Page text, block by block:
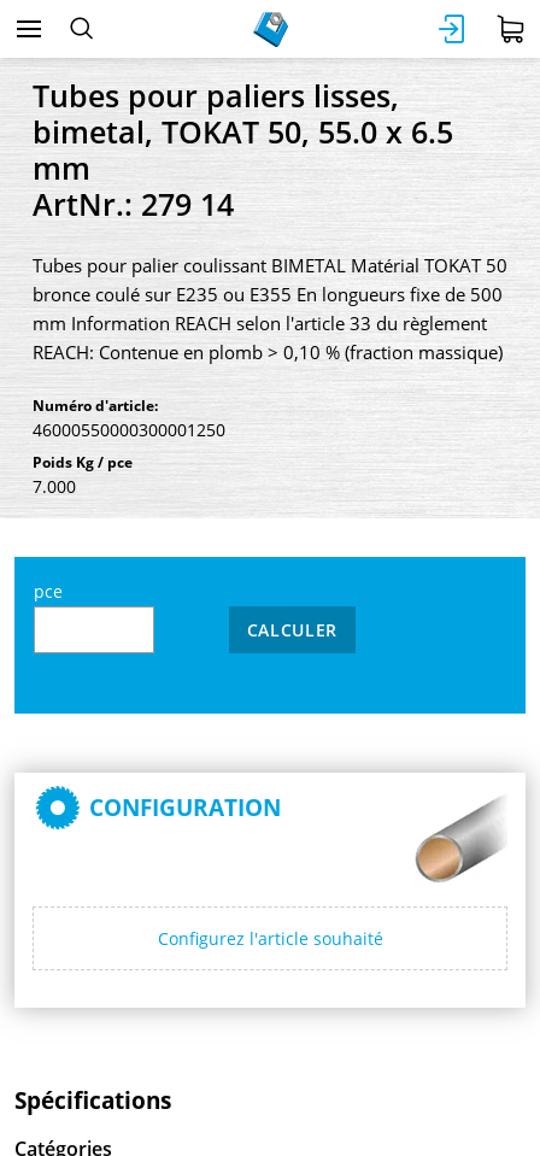
Tubes pour paliers lisses,
bimetal, TOKAT 50, 55.0 x 6.5
mm
ArtNr.: 279 14
Tubes pour palier coulissant BIMETAL Matérial TOKAT 50
bronce coulé sur E235 ou E355 En longueurs fixe de 500
mm Information REACH selon l'article 33 du règlement
REACH: Contenue en plomb > 0,10 % (fraction massique)
Numéro d'article:
46000550000300001250
Poids Kg / pce
7.000
pce
CALCULER
CONFIGURATION
Configurez l'article souhaité
Spécifications
Catégories